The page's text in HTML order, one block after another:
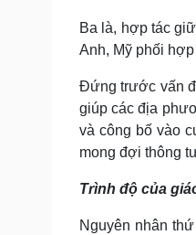
Ba là, hợp tác
Anh, Mỹ phối
Đứng trước vấn
giúp các địa
và công bố vào
mong đợi thông
Trình độ của
Nguyên nhân